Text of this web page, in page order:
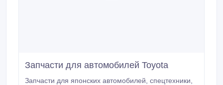
Запчасти для автомобилей Toyota
Запчасти для японских автомобилей, спецтехники,